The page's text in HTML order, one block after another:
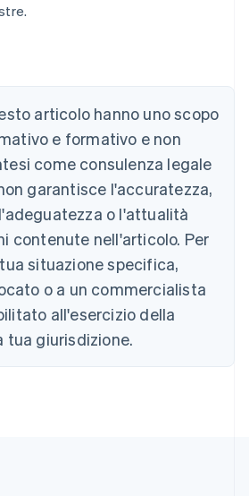
articolo hanno uno scopo
e formativo e non
come consulenza legale
garantisce l'accuratezza,
o l'attualità
contenute nell'articolo. Per
situazione specifica,
o a un commercialista
all'esercizio della
tua giurisdizione.